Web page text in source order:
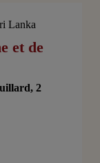
Lanka
et de
2